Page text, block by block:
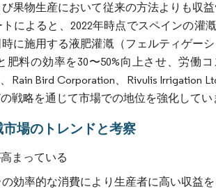
果物生産において従来の方法よりも収
によると、2022年時点でスペインの灌
に施用する液肥灌漑（フェルティゲー
料の効率を30〜50%向上させ、労働
Rain Bird Corporation、Rivulis
戦略を通じて市場での地位を強化してい
場のトレンドと考察
まっている
効率的な消費により生産者に高い収益